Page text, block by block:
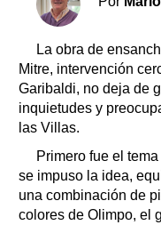
El tiempo
Cartón Lleno
Fúnebres
Clasificados
Horóscopo
Suplementos
Servicios
La obra de
Mitre, intervención
Garibaldi, no deja de
inquietudes y
las Villas.
Primero fue el
se impuso la idea,
una combinación de
colores de Olimpo, el